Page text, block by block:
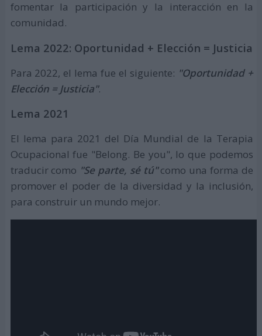
fomentar la participación y la interacción en la
comunidad.
Lema 2022: Oportunidad + Elección = Justicia
Para 2022, el lema fue el siguiente: "Oportunidad +
Elección = Justicia".
Lema 2021
El lema para 2021 del Día Mundial de la Terapia
Ocupacional fue "Belong. Be you", lo que podemos
traducir como "Se parte, sé tú"como una forma de
promover el poder de la diversidad y la inclusión,
para construir un mundo mejor.